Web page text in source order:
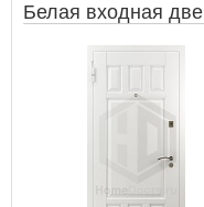
Белая входная